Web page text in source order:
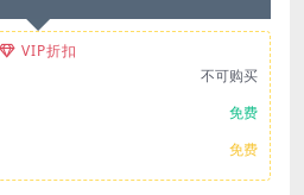
VIP折扣
不可购买
免费
免费